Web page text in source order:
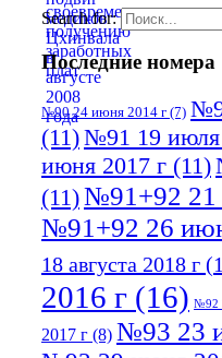
Search for:
Последние номера
№90 24 июня 2014 г (7)
(11)№91 19 июля
июня 2017 г (11)
(11)№91+92 21
№91+92 26
18 августа 2018 г
2016 г (16) №92
2017 г (8) №93 23